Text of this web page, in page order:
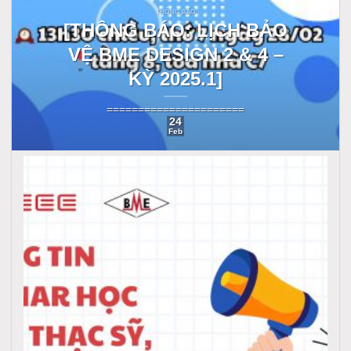
THÔNG BÁO
[THÔNG BÁO: LỊCH BẢO
VỆ BME DESIGN 2 & 4 –
KỲ 2025.1]
======================
24
Feb